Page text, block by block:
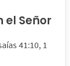
el Señor
41:10, 1